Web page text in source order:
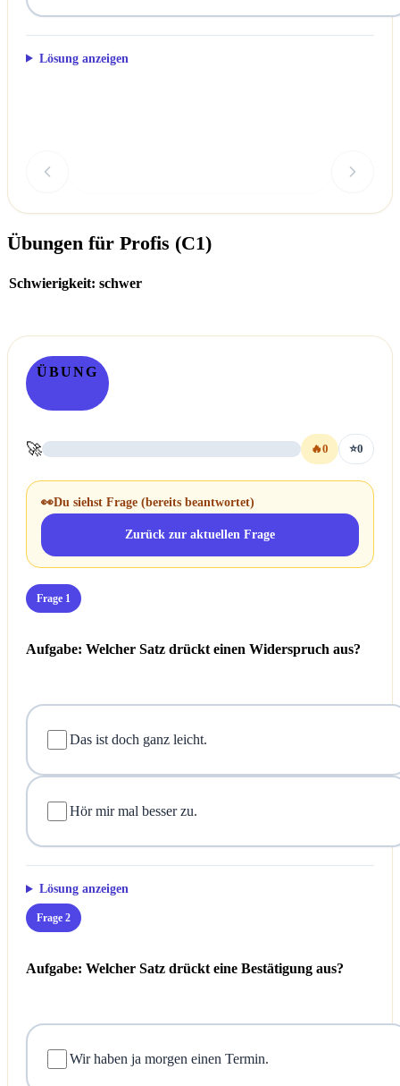
Lösung anzeigen
Übungen für Profis (C1)
Schwierigkeit: schwer
ÜBUNG
🚀 🔥0 ⭐0
👀Du siehst Frage (bereits beantwortet)
Zurück zur aktuellen Frage
Frage 1
Aufgabe: Welcher Satz drückt einen Widerspruch aus?
Das ist doch ganz leicht.
Hör mir mal besser zu.
Lösung anzeigen
Frage 2
Aufgabe: Welcher Satz drückt eine Bestätigung aus?
Wir haben ja morgen einen Termin.